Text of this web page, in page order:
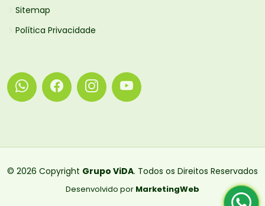
Sitemap
Política Privacidade
© 2026 Copyright Grupo ViDA. Todos os Direitos Reservados
Desenvolvido por MarketingWeb